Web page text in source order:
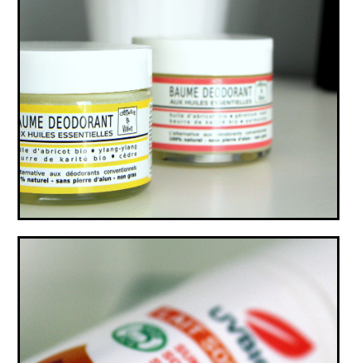
MES PRODUITS D’HYGIÈNE VEGAN &